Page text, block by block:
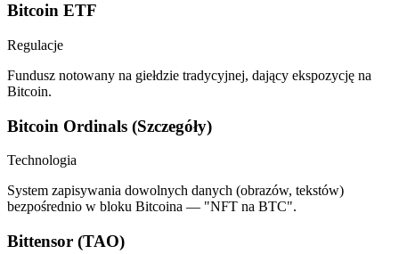
Bitcoin ETF
Regulacje
Fundusz notowany na giełdzie tradycyjnej, dający ekspozycję na
Bitcoin.
Bitcoin Ordinals (Szczegóły)
Technologia
System zapisywania dowolnych danych (obrazów, tekstów)
bezpośrednio w bloku Bitcoina — "NFT na BTC".
Bittensor (TAO)